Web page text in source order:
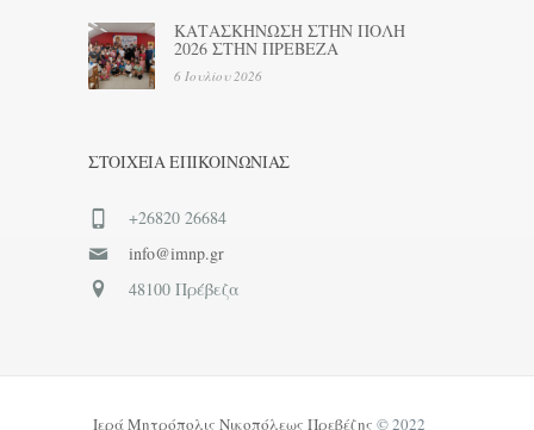
ΚΑΤΑΣΚΗΝΩΣΗ ΣΤΗΝ ΠΟΛΗ
2026 ΣΤΗΝ ΠΡΕΒΕΖΑ
6 Ιουλίου 2026
ΣΤΟΙΧΕΊΑ ΕΠΙΚΟΙΝΩΝΊΑΣ
+26820 26684
info@imnp.gr
48100 Πρέβεζα
Ιερά Μητρόπολις Νικοπόλεως Πρεβέζης © 2022